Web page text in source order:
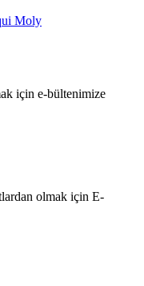
Moly
için e-bültenimize
olmak için E-